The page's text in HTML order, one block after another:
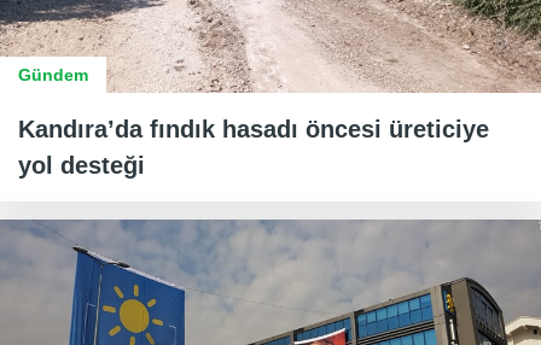
Gündem
Kandıra’da fındık hasadı öncesi üreticiye
yol desteği